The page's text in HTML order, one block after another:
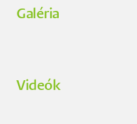
Galéria
Videók